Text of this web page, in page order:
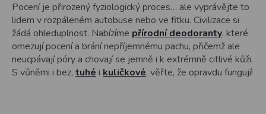
Pocení je přirozený fyziologický proces… ale vyprávějte to
lidem v rozpáleném autobuse nebo ve fitku. Civilizace si
žádá ohleduplnost. Nabízíme přírodní deodoranty, které
omezují pocení a brání nepříjemnému pachu, přičemž ale
neucpávají póry a chovají se jemně i k extrémně citlivé kůži.
S vůněmi i bez, tuhéi kuličkové, věřte, že opravdu fungují!